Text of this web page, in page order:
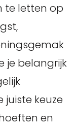
te letten op
je belangrijk
keuze
en